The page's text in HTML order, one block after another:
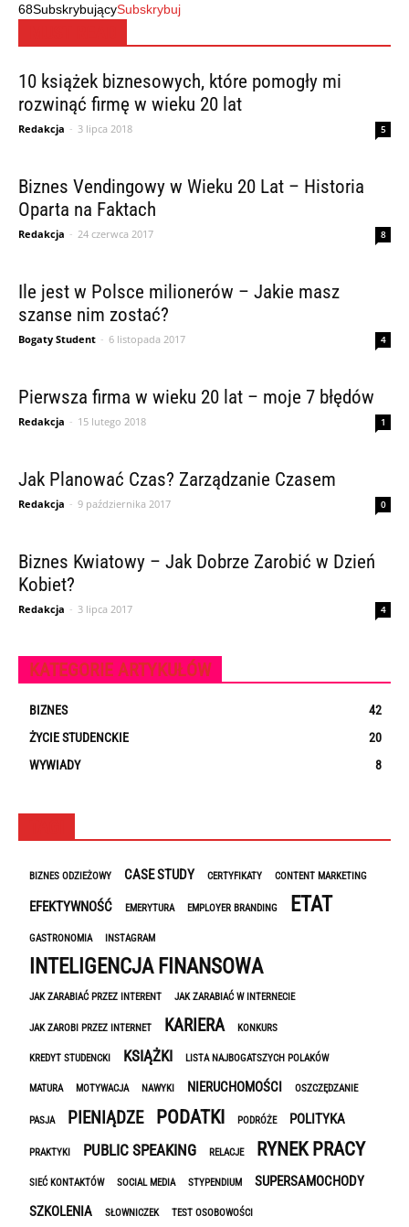
68SubskrybującySubskrybuj
10 książek biznesowych, które pomogły mi
rozwinąć firmę w wieku 20 lat
Redakcja - 3 lipca 2018 5
Biznes Vendingowy w Wieku 20 Lat – Historia
Oparta na Faktach
Redakcja - 24 czerwca 2017 8
Ile jest w Polsce milionerów – Jakie masz
szanse nim zostać?
Bogaty Student - 6 listopada 2017 4
Pierwsza firma w wieku 20 lat – moje 7 błędów
Redakcja - 15 lutego 2018 1
Jak Planować Czas? Zarządzanie Czasem
Redakcja - 9 października 2017 0
Biznes Kwiatowy – Jak Dobrze Zarobić w Dzień
Kobiet?
Redakcja - 3 lipca 2017 4
KATEGORIE ARTYKUŁÓW
BIZNES
42
ŻYCIE STUDENCKIE
20
WYWIADY
8
BIZNES ODZIEŻOWY CASE STUDY CERTYFIKATY CONTENT MARKETING
EFEKTYWNOŚĆ EMERYTURA EMPLOYER BRANDING ETAT
GASTRONOMIA INSTAGRAM
INTELIGENCJA FINANSOWA
JAK ZARABIAĆ PRZEZ INTERENT JAK ZARABIAĆ W INTERNECIE
JAK ZAROBI PRZEZ INTERNET KARIERA KONKURS
KREDYT STUDENCKI KSIĄŻKI LISTA NAJBOGATSZYCH POLAKÓW
MATURA MOTYWACJA NAWYKI NIERUCHOMOŚCI OSZCZĘDZANIE
PASJA PIENIĄDZE PODATKI PODRÓŻE POLITYKA
PRAKTYKI PUBLIC SPEAKING RELACJE RYNEK PRACY
SIEĆ KONTAKTÓW SOCIAL MEDIA STYPENDIUM
SUPERSAMOCHODY
SZKOLENIA
SŁOWNICZEK TEST OSOBOWOŚCI